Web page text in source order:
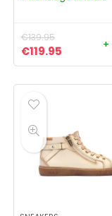
€139.95
Oorspronkelijke
€119.95 Huidige